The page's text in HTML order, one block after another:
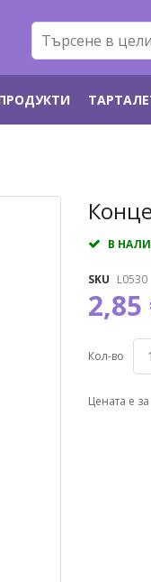
Преминете
началото
галерия
снимки
В
SKU L0530
Кол-во
Цената е